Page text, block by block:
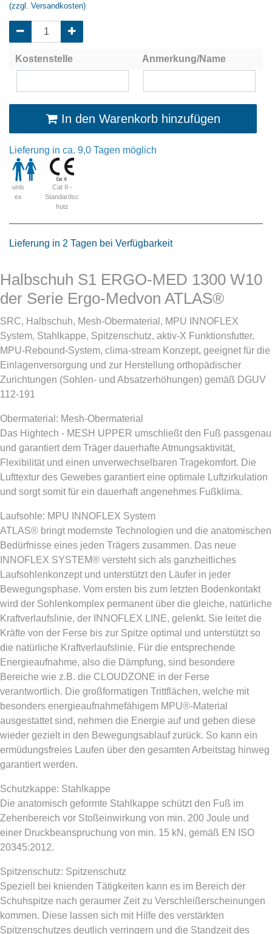
(zzgl. Versandkosten)
Kostenstelle Anmerkung/Name
In den Warenkorb hinzufügen
Lieferung in ca. 9,0 Tagen möglich
unis
ex
Cat II -
Standardsc
hutz
Lieferung in 2 Tagen bei Verfügbarkeit
Halbschuh S1 ERGO-MED 1300 W10
der Serie Ergo-Medvon ATLAS®
SRC, Halbschuh, Mesh-Obermaterial, MPU INNOFLEX
System, Stahlkappe, Spitzenschutz, aktiv-X Funktionsfutter,
MPU-Rebound-System, clima-stream Konzept, geeignet für die
Einlagenversorgung und zur Herstellung orthopädischer
Zurichtungen (Sohlen- und Absatzerhöhungen) gemäß DGUV
112-191
Obermaterial: Mesh-Obermaterial
Das Hightech - MESH UPPER umschließt den Fuß passgenau
und garantiert dem Träger dauerhafte Atmungsaktivität,
Flexibilität und einen unverwechselbaren Tragekomfort. Die
Lufttextur des Gewebes garantiert eine optimale Luftzirkulation
und sorgt somit für ein dauerhaft angenehmes Fußklima.
Laufsohle: MPU INNOFLEX System
ATLAS® bringt modernste Technologien und die anatomischen
Bedürfnisse eines jeden Trägers zusammen. Das neue
INNOFLEX SYSTEM® versteht sich als ganzheitliches
Laufsohlenkonzept und unterstützt den Läufer in jeder
Bewegungsphase. Vom ersten bis zum letzten Bodenkontakt
wird der Sohlenkomplex permanent über die gleiche, natürliche
Kraftverlaufslinie, der INNOFLEX LINE, gelenkt. Sie leitet die
Kräfte von der Ferse bis zur Spitze optimal und unterstützt so
die natürliche Kraftverlaufslinie. Für die entsprechende
Energieaufnahme, also die Dämpfung, sind besondere
Bereiche wie z.B. die CLOUDZONE in der Ferse
verantwortlich. Die großformatigen Trittflächen, welche mit
besonders energieaufnahmefähigem MPU®-Material
ausgestattet sind, nehmen die Energie auf und geben diese
wieder gezielt in den Bewegungsablauf zurück. So kann ein
ermüdungsfreies Laufen über den gesamten Arbeitstag hinweg
garantiert werden.
Schutzkappe: Stahlkappe
Die anatomisch geformte Stahlkappe schützt den Fuß im
Zehenbereich vor Stoßeinwirkung von min. 200 Joule und
einer Druckbeanspruchung von min. 15 kN, gemäß EN ISO
20345:2012.
Spitzenschutz: Spitzenschutz
Speziell bei knienden Tätigkeiten kann es im Bereich der
Schuhspitze nach geraumer Zeit zu Verschleißerscheinungen
kommen. Diese lassen sich mit Hilfe des verstärkten
Spitzenschutzes deutlich verringern und die Standzeit des